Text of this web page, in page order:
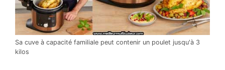
Sa cuve à capacité familiale peut contenir un poulet jusqu'à 3
kilos